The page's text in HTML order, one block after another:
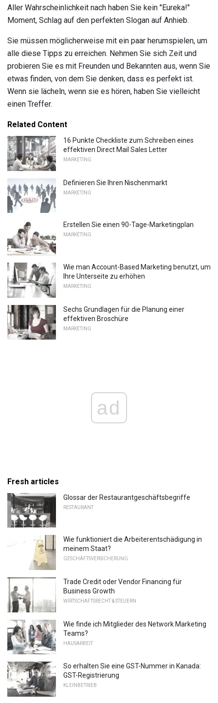
Aller Wahrscheinlichkeit nach haben Sie kein "Eureka!"
Moment, Schlag auf den perfekten Slogan auf Anhieb.
Sie müssen möglicherweise mit ein paar herumspielen, um
alle diese Tipps zu erreichen. Nehmen Sie sich Zeit und
probieren Sie es mit Freunden und Bekannten aus, wenn Sie
etwas finden, von dem Sie denken, dass es perfekt ist.
Wenn sie lächeln, wenn sie es hören, haben Sie vielleicht
einen Treffer.
Related Content
16 Punkte Checkliste zum Schreiben eines
effektiven Direct Mail Sales Letter
MARKETING
Definieren Sie Ihren Nischenmarkt
MARKETING
Erstellen Sie einen 90-Tage-Marketingplan
MARKETING
Wie man Account-Based Marketing benutzt, um
Ihre Unterseite zu erhöhen
MARKETING
Sechs Grundlagen für die Planung einer
effektiven Broschüre
MARKETING
ad
Fresh articles
Glossar der Restaurantgeschäftsbegriffe
RESTAURANT
Wie funktioniert die Arbeiterentschädigung in
meinem Staat?
GESCHÄFTSVERSICHERUNG
Trade Credit oder Vendor Financing für
Business Growth
WIRTSCHAFTSRECHT & STEUERN
Wie finde ich Mitglieder des Network Marketing
Teams?
HAUSARBEIT
So erhalten Sie eine GST-Nummer in Kanada:
GST-Registrierung
KLEINBETRIEB